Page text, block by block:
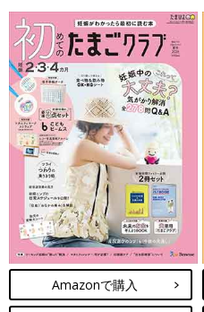
Amazonで購入